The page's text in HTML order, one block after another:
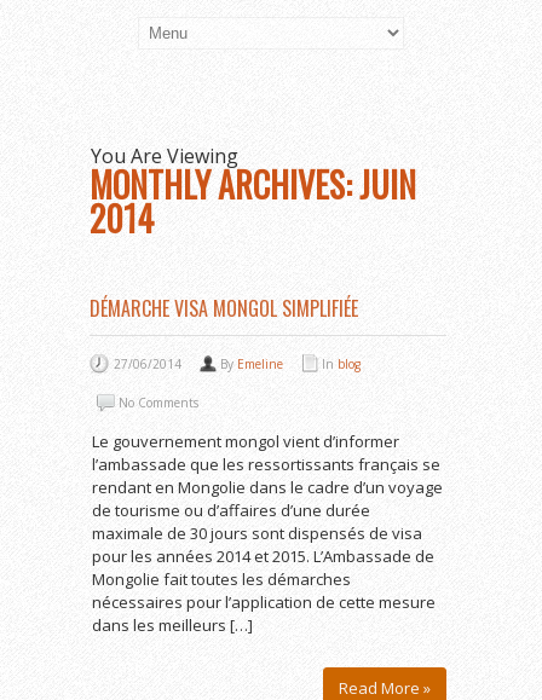
You Are Viewing
MONTHLY ARCHIVES: JUIN
2014
DÉMARCHE VISA MONGOL SIMPLIFIÉE
27/06/2014 By Emeline In blog
No Comments
Le gouvernement mongol vient d’informer
l’ambassade que les ressortissants français se
rendant en Mongolie dans le cadre d’un voyage
de tourisme ou d’affaires d’une durée
maximale de 30 jours sont dispensés de visa
pour les années 2014 et 2015. L’Ambassade de
Mongolie fait toutes les démarches
nécessaires pour l’application de cette mesure
dans les meilleurs […]
Read More »